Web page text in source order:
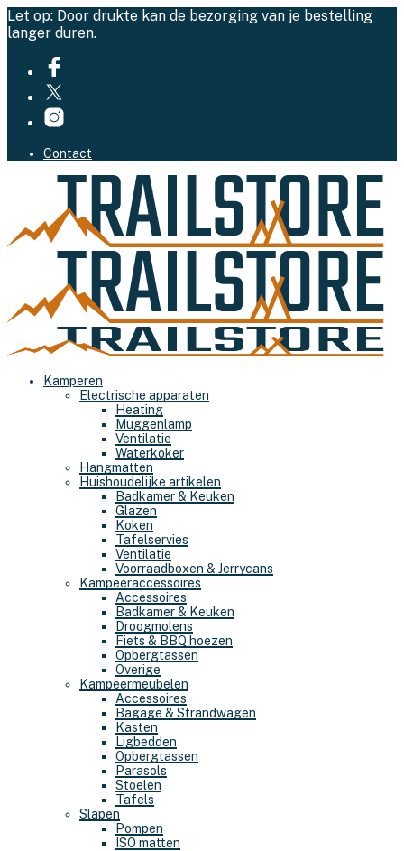
Let op: Door drukte kan de bezorging van je bestelling
langer duren.
Contact
Kamperen
Electrische apparaten
Heating
Muggenlamp
Ventilatie
Waterkoker
Hangmatten
Huishoudelijke artikelen
Badkamer & Keuken
Glazen
Koken
Tafelservies
Ventilatie
Voorraadboxen & Jerrycans
Kampeeraccessoires
Accessoires
Badkamer & Keuken
Droogmolens
Fiets & BBQ hoezen
Opbergtassen
Overige
Kampeermeubelen
Accessoires
Bagage & Strandwagen
Kasten
Ligbedden
Opbergtassen
Parasols
Stoelen
Tafels
Slapen
Pompen
ISO matten